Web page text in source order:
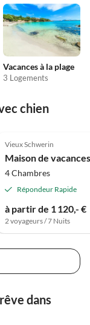
Vacances à la plage
3 Logements
chien
Vieux Schwerin
Maison de
4 Chambres
Répondeur Rapide
à partir de 1 120,- €
2 voyageurs / 7 Nuits
dans